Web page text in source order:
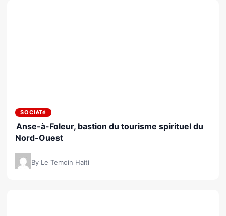
SOCIéTé
Anse-à-Foleur, bastion du tourisme spirituel du
Nord-Ouest
By Le Temoin Haiti